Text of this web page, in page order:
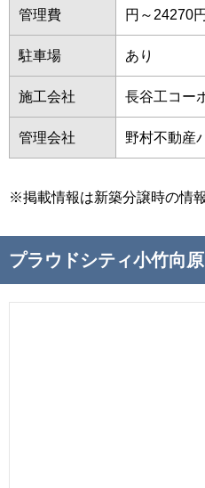
管理費 円～24270円
駐車場 あり
施工会社 長谷工コー
管理会社 野村不動産
※掲載情報は新築分譲時の情
プラウドシティ小竹向